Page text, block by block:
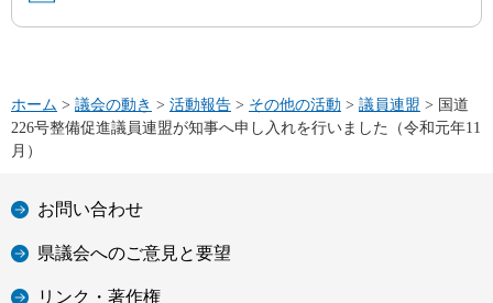
ホーム > 議会の動き > 活動報告 > その他の活動 > 議員連盟 > 国道
226号整備促進議員連盟が知事へ申し入れを行いました（令和元年11
月）
お問い合わせ
県議会へのご意見と要望
リンク・著作権